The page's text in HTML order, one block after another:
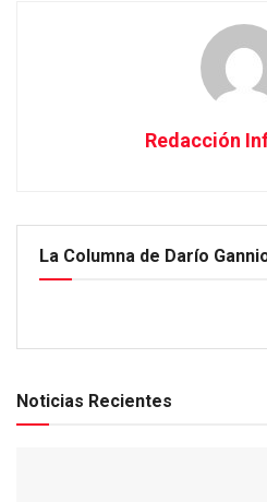
Redacción
La Columna de Darío
Noticias Recientes